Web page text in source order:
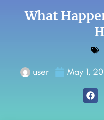
What
user May 1,